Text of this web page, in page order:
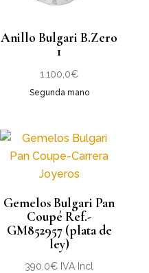
Anillo Bulgari B.Zero
1
1.100,0€
Segunda mano
Gemelos Bulgari Pan
Coupé Ref.-
GM852957 (plata de
ley)
390,0€ IVA Incl